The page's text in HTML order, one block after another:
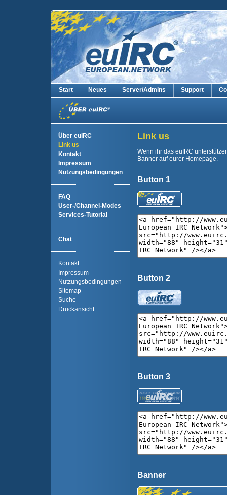
Start Neues Server/Admins Support
Über euIRC
Link us
Kontakt
Impressum
Nutzungsbedingungen
FAQ
User-/Channel-Modes
Services-Tutorial
Chat
Kontakt
Impressum
Nutzungsbedingungen
Sitemap
Suche
Druckansicht
Link us
Wenn ihr das euIRC
Banner auf eurer Homepage.
Button 1
Button 2
Button 3
Banner